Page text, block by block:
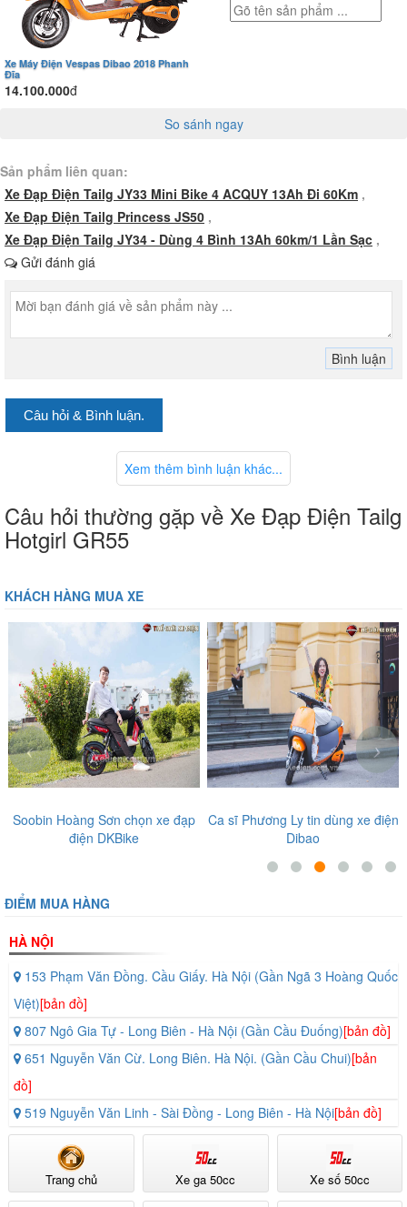
Đi được tới 100km sau một lần sạc
đầy
Nhờ hệ thống ắc quy mạnh mẽ này, Tailg GR55 có thể di chuyển
quãng đường lên đến 100km/lần sạc, rất phù hợp cho các chuyến đi
học, đi làm mỗi ngày hoặc dạo phố cuối tuần mà không cần lo lắng
chuyện pin yếu giữa đường.
Xe Máy Điện Vespas Dibao 2018 Phanh
Đĩa
14.100.000đ
So sánh ngay
Sản phẩm liên quan:
Xe Đạp Điện Tailg JY33 Mini Bike 4 ACQUY 13Ah Đi 60Km ,
Xe Đạp Điện Tailg Princess JS50 ,
Xe Đạp Điện Tailg JY34 - Dùng 4 Bình 13Ah 60km/1 Lần Sạc ,
Gửi đánh giá
Câu hỏi & Bình luận.
Xem thêm bình luận khác...
Câu hỏi thường gặp về Xe Đạp Điện Tailg
Hotgirl GR55
KHÁCH HÀNG MUA XE
Ca sĩ Phương Ly tin dùng xe điện
Dibao
Diễn viên, ca sĩ nổi tiếng tin
tưởng những sản phẩm tại Thế
‹ ›
ĐIỂM MUA HÀNG
HÀ NỘI
153 Phạm Văn Đồng. Cầu Giấy. Hà Nội (Gần Ngã 3 Hoàng Quốc
Việt)[bản đồ]
807 Ngô Gia Tự - Long Biên - Hà Nội (Gần Cầu Đuống)[bản đồ]
651 Nguyễn Văn Cừ. Long Biên. Hà Nội. (Gần Cầu Chui)[bản
đồ]
519 Nguyễn Văn Linh - Sài Đồng - Long Biên - Hà Nội[bản đồ]
Trang chủ Xe ga 50cc Xe số 50cc